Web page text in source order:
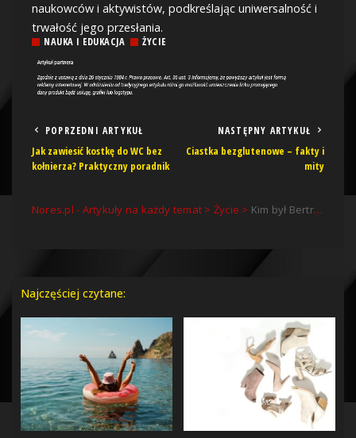
naukowców i aktywistów, podkreślając uniwersalność i
trwałość jego przesłania.
NAUKA I EDUKACJA ŻYCIE
POPRZEDNI ARTYKUŁ
Jak zawiesić kostkę do WC bez
kołnierza? Praktyczny poradnik
NASTĘPNY ARTYKUŁ
Ciastka bezglutenowe – fakty i
mity
Nores.pl - Artykuły na każdy temat > Życie > Kim był Bertrand Russell? Jakie napisał książki?
Najczęściej czytane: